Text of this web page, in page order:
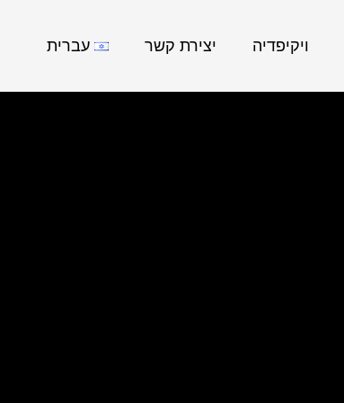
ויקיפדיה יצירת קשר עברית